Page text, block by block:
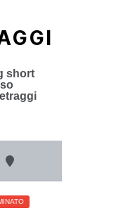
short